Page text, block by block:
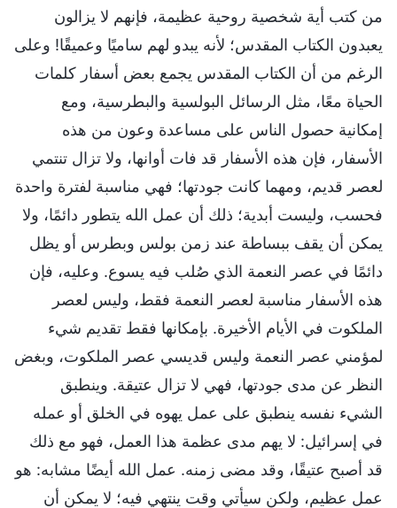
من كتب أية شخصية روحية عظيمة، فإنهم لا يزالون
يعبدون الكتاب المقدس؛ لأنه يبدو لهم ساميًا وعميقًا! وعلى
الرغم من أن الكتاب المقدس يجمع بعض أسفار كلمات
الحياة معًا، مثل الرسائل البولسية والبطرسية، ومع
إمكانية حصول الناس على مساعدة وعون من هذه
الأسفار، فإن هذه الأسفار قد فات أوانها، ولا تزال تنتمي
لعصر قديم، ومهما كانت جودتها؛ فهي مناسبة لفترة واحدة
فحسب، وليست أبدية؛ ذلك أن عمل الله يتطور دائمًا، ولا
يمكن أن يقف ببساطة عند زمن بولس وبطرس أو يظل
دائمًا في عصر النعمة الذي صُلب فيه يسوع. وعليه، فإن
هذه الأسفار مناسبة لعصر النعمة فقط، وليس لعصر
الملكوت في الأيام الأخيرة. بإمكانها فقط تقديم شيء
لمؤمني عصر النعمة وليس قديسي عصر الملكوت، وبغض
النظر عن مدى جودتها، فهي لا تزال عتيقة. وينطبق
الشيء نفسه ينطبق على عمل يهوه في الخلق أو عمله
في إسرائيل: لا يهم مدى عظمة هذا العمل، فهو مع ذلك
قد أصبح عتيقًا، وقد مضى زمنه. عمل الله أيضًا مشابه: هو
عمل عظيم، ولكن سيأتي وقت ينتهي فيه؛ لا يمكن أن